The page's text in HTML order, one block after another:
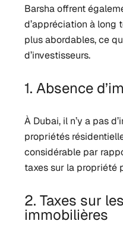
Barsha offrent
d’appréciation à long
plus abordables, ce
d’investisseurs.
1. Absence
À Dubai, il n’y a pas
propriétés
considérable par
taxes sur la propriété
2. Taxes sur
immobilières